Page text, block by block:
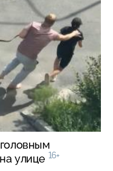
улице 16+